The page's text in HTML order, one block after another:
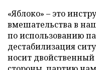
«Яблоко» – это
вмешательства в
по использованию
дестабилизация
носит